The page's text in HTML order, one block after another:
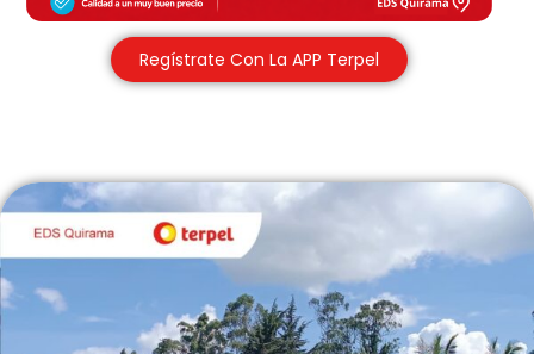
Regístrate Con La APP Terpel